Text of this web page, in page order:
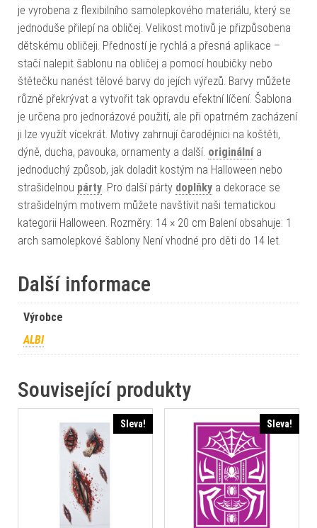
je vyrobena z flexibilního samolepkového materiálu, který se
jednoduše přilepí na obličej. Velikost motivů je přizpůsobena
dětskému obličeji. Předností je rychlá a přesná aplikace –
stačí nalepit šablonu na obličej a pomocí houbičky nebo
štětečku nanést tělové barvy do jejích výřezů. Barvy můžete
různě překrývat a vytvořit tak opravdu efektní líčení. Šablona
je určena pro jednorázové použití, ale při opatrném zacházení
ji lze využít vícekrát. Motivy zahrnují čarodějnici na koštěti,
dýně, ducha, pavouka, ornamenty a další. originálnía
jednoduchý způsob, jak doladit kostým na Halloween nebo
strašidelnou párty . Pro další párty doplňky a dekorace se
strašidelným motivem můžete navštívit naši tematickou
kategorii Halloween. Rozměry: 14 × 20 cm Balení obsahuje: 1
arch samolepkové šablony Není vhodné pro děti do 14 let.
Další informace
Výrobce
ALBI
Související produkty
Sleva! Sleva!